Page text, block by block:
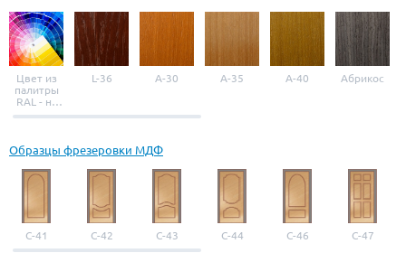
Цвет из
палитры
RAL - на
выбор
L-36 A-30 A-35 A-40 Абрикос
Образцы фрезеровки МДФ
С-41 С-42 С-43 С-44 С-46 С-47